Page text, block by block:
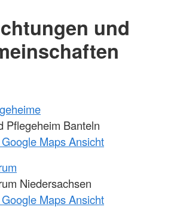
und
Pflegeheim Banteln
Maps Ansicht
Niedersachsen
Maps Ansicht